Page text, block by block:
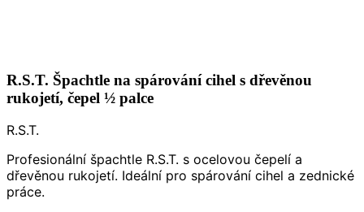
R.S.T. Špachtle na spárování cihel s dřevěnou
rukojetí, čepel ½ palce
R.S.T.
Profesionální špachtle R.S.T. s ocelovou čepelí a
dřevěnou rukojetí. Ideální pro spárování cihel a zednické
práce.